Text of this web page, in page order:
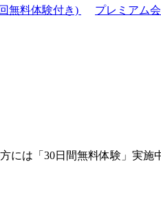
無料体験付き)
プレミアム
には「30日間無料体験」実施